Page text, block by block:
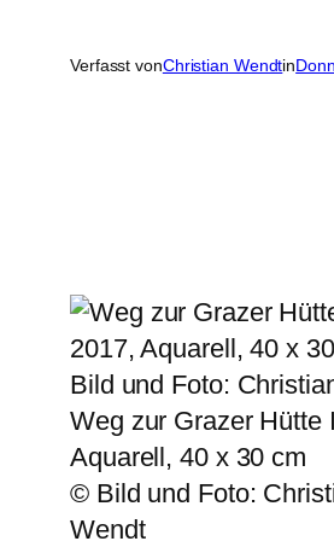
Verfasst vonChristian Wendtin
Weg zur Grazer Hütte
Aquarell, 40 x 30 cm
© Bild und Foto:
Wendt